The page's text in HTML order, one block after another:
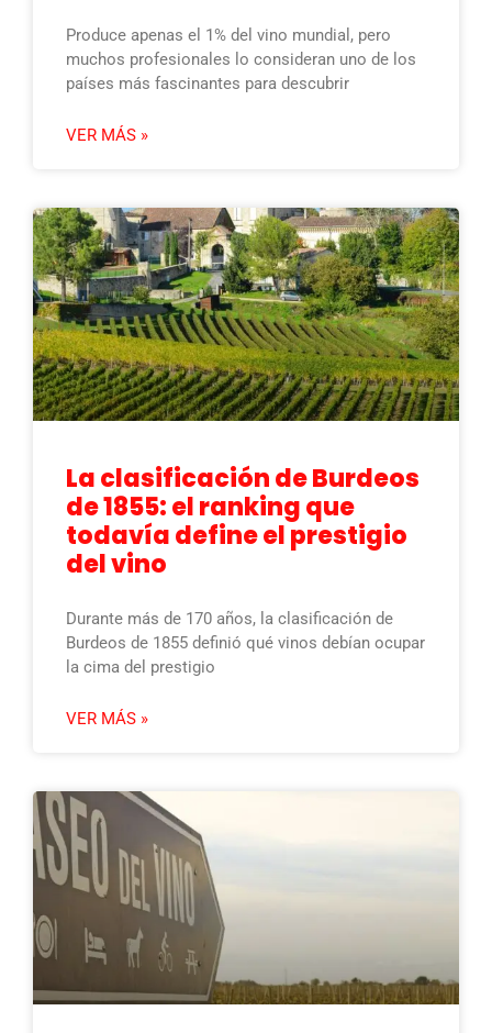
Produce apenas el 1% del vino mundial, pero
muchos profesionales lo consideran uno de los
países más fascinantes para descubrir
VER MÁS »
La clasificación de Burdeos
de 1855: el ranking que
todavía define el prestigio
del vino
Durante más de 170 años, la clasificación de
Burdeos de 1855 definió qué vinos debían ocupar
la cima del prestigio
VER MÁS »